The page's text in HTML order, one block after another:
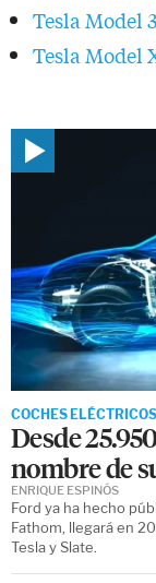
Tesla Model 3
Tesla Model
COCHES ELÉCTRICOS
Desde
nombre de
Ford ya ha hecho
Fathom, llegará en
Tesla y Slate.
ENRIQUE ESPINÓS